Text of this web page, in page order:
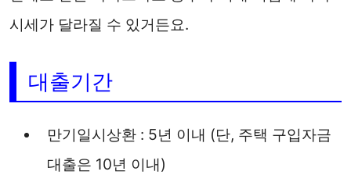
시세가 달라질 수 있거든요.
대출기간
만기일시상환 : 5년 이내 (단, 주택 구입자금
대출은 10년 이내)